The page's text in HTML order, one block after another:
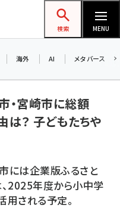
当者フォーラム
検索 MENU
海外 AI メタバース
・宮崎市に総額
は？ 子どもたちや
には企業版ふるさと
2025年度​​か​​ら​​小中学
される予定。
お知ら
AIが
交流